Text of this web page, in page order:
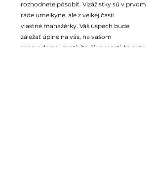
rozhodnete pôsobiť. Vizážistky sú v prvom
rade umelkyne, ale z veľkej časti
vlastné manažérky. Váš úspech bude
záležať úplne na vás, na vašom
sebavedomí, kreativite, šikovnosti, budete